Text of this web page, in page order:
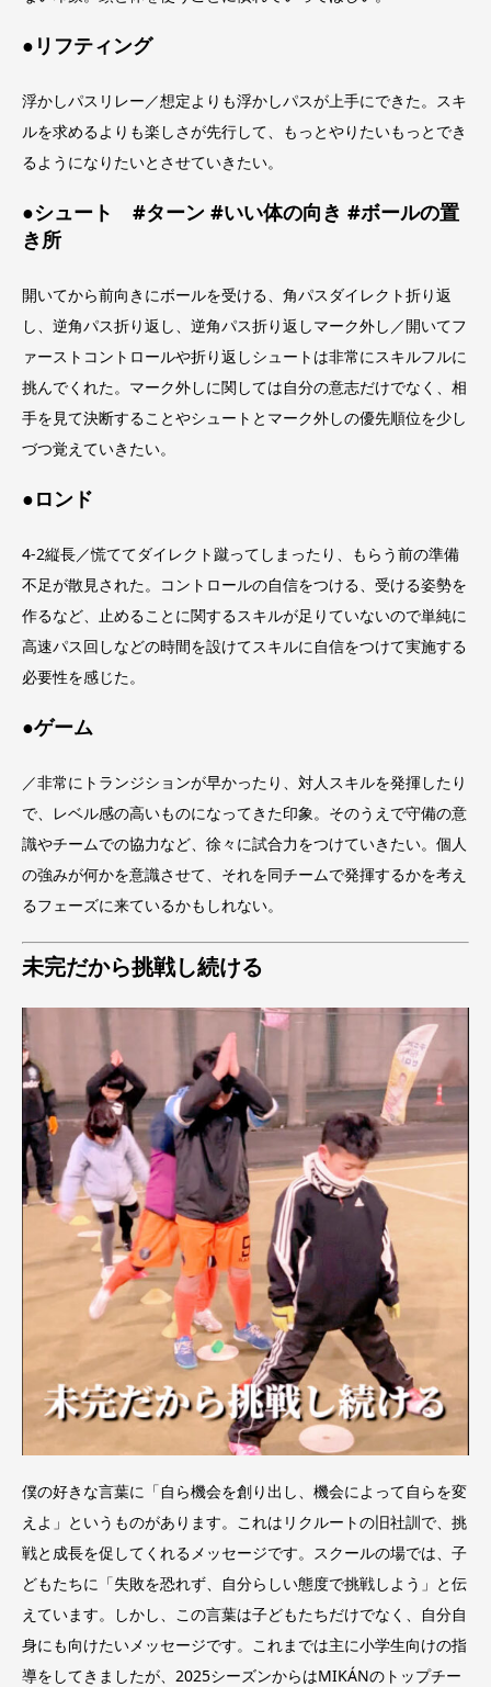
●リフティング
浮かしパスリレー／想定よりも浮かしパスが上手にできた。スキ
ルを求めるよりも楽しさが先行して、もっとやりたいもっとでき
るようになりたいとさせていきたい。
●シュート #ターン #いい体の向き #ボールの置
き所
開いてから前向きにボールを受ける、角パスダイレクト折り返
し、逆角パス折り返し、逆角パス折り返しマーク外し／開いてフ
ァーストコントロールや折り返しシュートは非常にスキルフルに
挑んでくれた。マーク外しに関しては自分の意志だけでなく、相
手を見て決断することやシュートとマーク外しの優先順位を少し
づつ覚えていきたい。
●ロンド
4‐2縦長／慌ててダイレクト蹴ってしまったり、もらう前の準備
不足が散見された。コントロールの自信をつける、受ける姿勢を
作るなど、止めることに関するスキルが足りていないので単純に
高速パス回しなどの時間を設けてスキルに自信をつけて実施する
必要性を感じた。
●ゲーム
／非常にトランジションが早かったり、対人スキルを発揮したり
で、レベル感の高いものになってきた印象。そのうえで守備の意
識やチームでの協力など、徐々に試合力をつけていきたい。個人
の強みが何かを意識させて、それを同チームで発揮するかを考え
るフェーズに来ているかもしれない。
未完だから挑戦し続ける
僕の好きな言葉に「自ら機会を創り出し、機会によって自らを変
えよ」というものがあります。これはリクルートの旧社訓で、挑
戦と成長を促してくれるメッセージです。スクールの場では、子
どもたちに「失敗を恐れず、自分らしい態度で挑戦しよう」と伝
えています。しかし、この言葉は子どもたちだけでなく、自分自
身にも向けたいメッセージです。これまでは主に小学生向けの指
導をしてきましたが、2025シーズンからはMIKÁNのトップチー